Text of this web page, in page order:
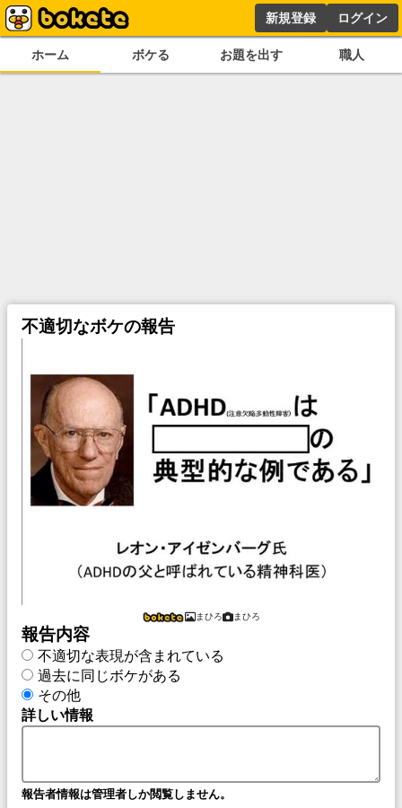
新規登録 ログイン
ホーム ボケる お題を出す 職人
不適切なボケの報告
まひろ まひろ
報告内容
不適切な表現が含まれている
過去に同じボケがある
その他
詳しい情報
報告者情報は管理者しか閲覧しません。